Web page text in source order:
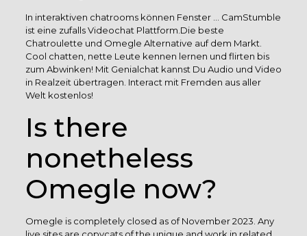
In interaktiven chatrooms können Fenster … CamStumble
ist eine zufalls Videochat Plattform.Die beste
Chatroulette und Omegle Alternative auf dem Markt.
Cool chatten, nette Leute kennen lernen und flirten bis
zum Abwinken! Mit Genialchat kannst Du Audio und Video
in Realzeit übertragen. Interact mit Fremden aus aller
Welt kostenlos!
Is there
nonetheless
Omegle now?
Omegle is completely closed as of November 2023. Any